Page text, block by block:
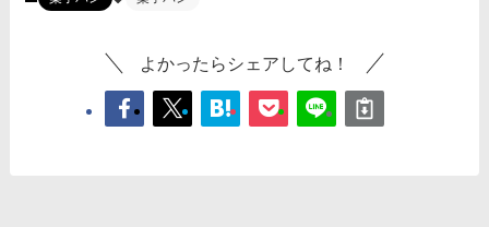
よかったらシェアしてね！